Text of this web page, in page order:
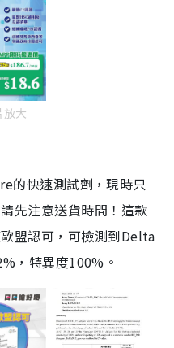
放大
的快速測試劑，現時只
先注意送貨時間！這款
盟認可，可檢測到Delta
，特異度100%。